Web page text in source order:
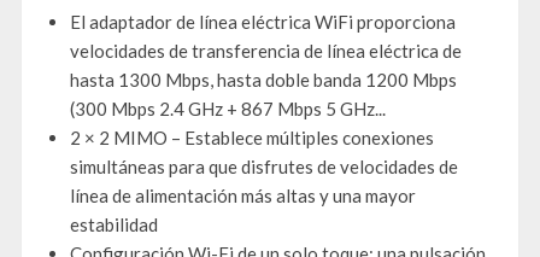
El adaptador de línea eléctrica WiFi proporciona
velocidades de transferencia de línea eléctrica de
hasta 1300 Mbps, hasta doble banda 1200 Mbps
(300 Mbps 2.4 GHz + 867 Mbps 5 GHz...
2 × 2 MIMO – Establece múltiples conexiones
simultáneas para que disfrutes de velocidades de
línea de alimentación más altas y una mayor
estabilidad